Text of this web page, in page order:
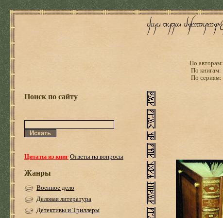
По авторам:
По книгам:
По сериям:
Поиск по сайту
Цитаты из книгОтветы на вопросы
Жанры
Военное дело
Деловая литература
Детективы и Триллеры